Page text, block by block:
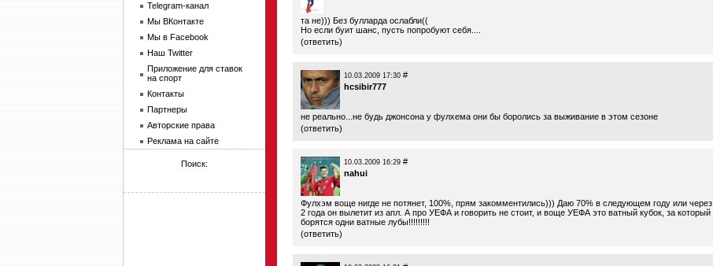
та не))) Без булларда ослабли((
Но если буит шанс, пусть попробуют себя....
(ответить)
10.03.2009 17:30 #
hcsibir777
не реально...не будь джонсона у фулхема они бы боролись за выживание в этом сезоне
(ответить)
10.03.2009 16:29 #
nahui
Фулхэм воще нигде не потянет, 100%, прям закомментились))) Даю 70% в следующем году или через
2 года он вылетит из апл. А про УЕФА и говорить не стоит, и воще УЕФА это ватный кубок, за который
борятся одни ватные лубы!!!!!!!!!
(ответить)
Telegram-канал
Мы ВКонтакте
Мы в Facebook
Наш Twitter
Приложение для ставок
на спорт
Контакты
Партнеры
Авторские права
Реклама на сайте
Поиск: